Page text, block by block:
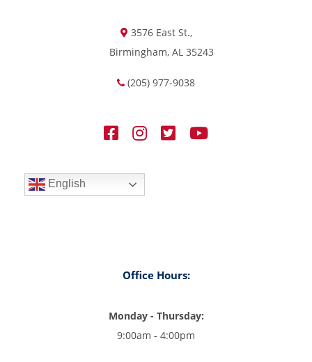
3576 East St.,
Birmingham, AL 35243
(205) 977-9038
English
Office Hours:
Monday - Thursday:
9:00am - 4:00pm